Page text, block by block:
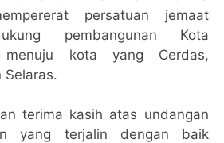
persatuan jemaat
pembangunan Kota
menuju kota yang Cerdas,
Selaras.
terima kasih atas undangan
yang terjalin dengan baik